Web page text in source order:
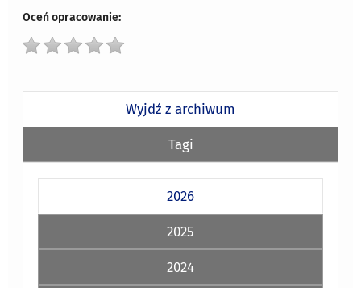
Oceń opracowanie:
Wyjdź z archiwum
Tagi
2026
2025
2024